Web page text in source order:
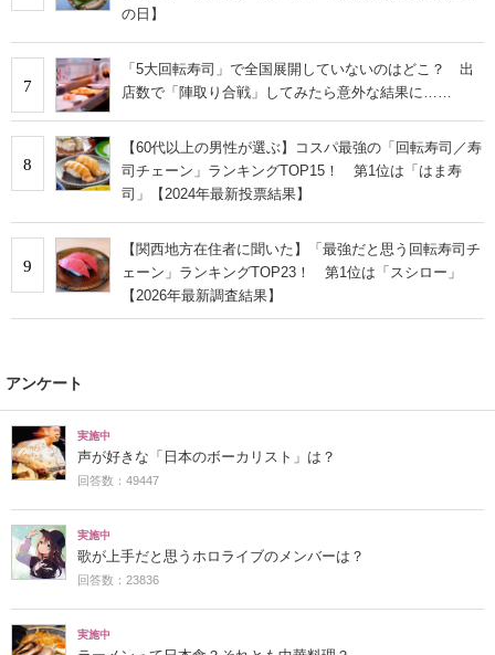
の日】
7
「5大回転寿司」で全国展開していないのはどこ？ 出
店数で「陣取り合戦」してみたら意外な結果に……
8
【60代以上の男性が選ぶ】コスパ最強の「回転寿司／寿
司チェーン」ランキングTOP15！ 第1位は「はま寿
司」【2024年最新投票結果】
9
【関西地方在住者に聞いた】「最強だと思う回転寿司チ
ェーン」ランキングTOP23！ 第1位は「スシロー」
【2026年最新調査結果】
アンケート
実施中
声が好きな「日本のボーカリスト」は？
回答数：49447
実施中
歌が上手だと思うホロライブのメンバーは？
回答数：23836
実施中